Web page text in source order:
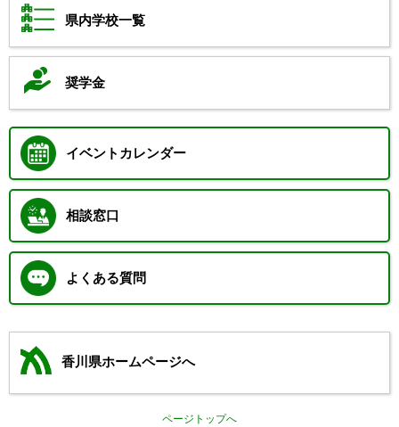
県内学校一覧
奨学金
イベントカレンダー
相談窓口
よくある質問
香川県ホームページへ
ページトップへ